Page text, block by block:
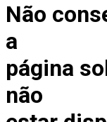
Não
a
página
não